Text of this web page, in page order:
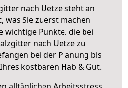
nach Uetze steht an
was Sie zuerst machen
wichtige Punkte, die bei
nach Uetze zu
bei der Planung bis
kostbaren Hab & Gut.